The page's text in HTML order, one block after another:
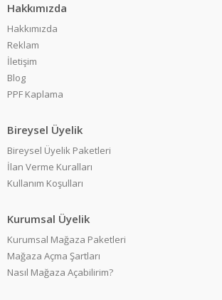
Hakkımızda
Hakkımızda
Reklam
İletişim
Blog
PPF Kaplama
Bireysel Üyelik
Bireysel Üyelik Paketleri
İlan Verme Kuralları
Kullanım Koşulları
Kurumsal Üyelik
Kurumsal Mağaza Paketleri
Mağaza Açma Şartları
Nasıl Mağaza Açabilirim?